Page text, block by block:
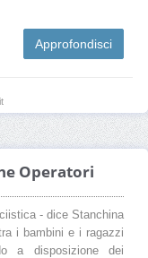
Approfondisci
Operatori
- dice Stanchina
i bambini e i ragazzi
a disposizione dei